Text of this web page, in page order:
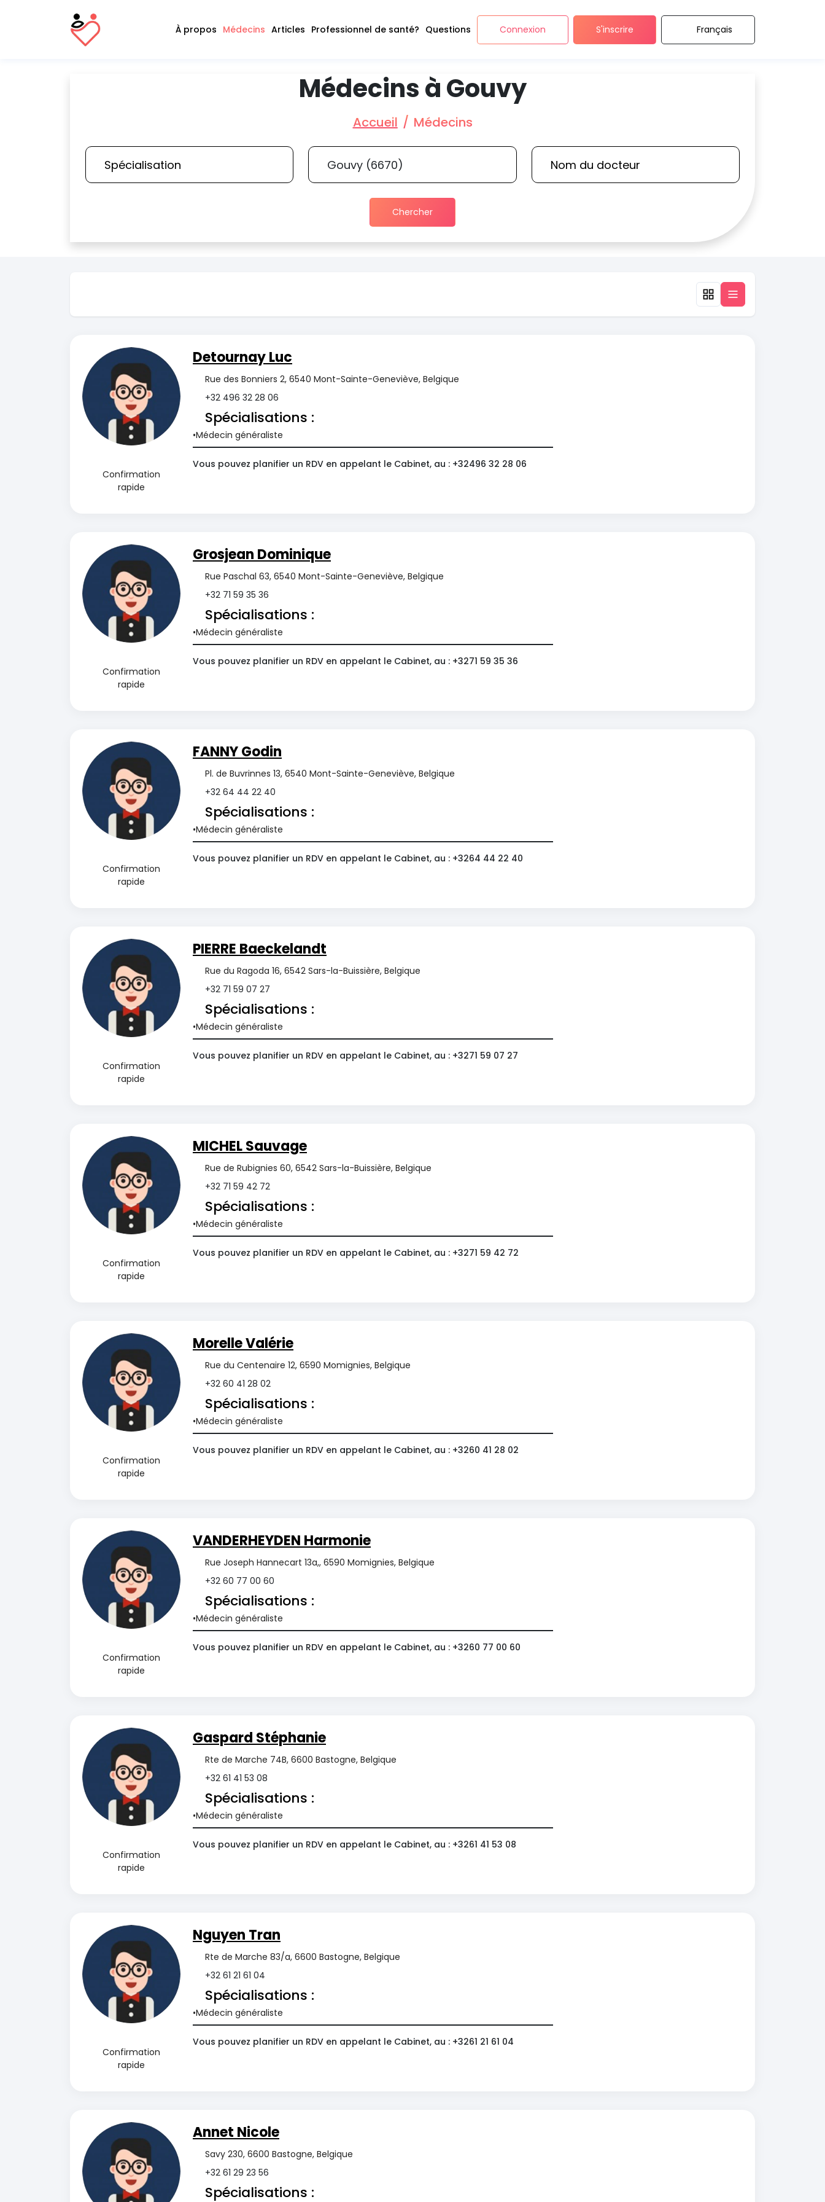
À propos Médecins Articles Professionnel de santé? Questions Connexion S'inscrire Français
Médecins à Gouvy
Accueil Médecins
Chercher
Confirmation
rapide
Detournay Luc
Rue des Bonniers 2, 6540 Mont-Sainte-Geneviève, Belgique
+32 496 32 28 06
Spécialisations :
Médecin généraliste
Vous pouvez planifier un RDV en appelant le Cabinet, au : +32496 32 28 06
Confirmation
rapide
Grosjean Dominique
Rue Paschal 63, 6540 Mont-Sainte-Geneviève, Belgique
+32 71 59 35 36
Spécialisations :
Médecin généraliste
Vous pouvez planifier un RDV en appelant le Cabinet, au : +3271 59 35 36
Confirmation
rapide
FANNY Godin
Pl. de Buvrinnes 13, 6540 Mont-Sainte-Geneviève, Belgique
+32 64 44 22 40
Spécialisations :
Médecin généraliste
Vous pouvez planifier un RDV en appelant le Cabinet, au : +3264 44 22 40
Confirmation
rapide
PIERRE Baeckelandt
Rue du Ragoda 16, 6542 Sars-la-Buissière, Belgique
+32 71 59 07 27
Spécialisations :
Médecin généraliste
Vous pouvez planifier un RDV en appelant le Cabinet, au : +3271 59 07 27
Confirmation
rapide
MICHEL Sauvage
Rue de Rubignies 60, 6542 Sars-la-Buissière, Belgique
+32 71 59 42 72
Spécialisations :
Médecin généraliste
Vous pouvez planifier un RDV en appelant le Cabinet, au : +3271 59 42 72
Confirmation
rapide
Morelle Valérie
Rue du Centenaire 12, 6590 Momignies, Belgique
+32 60 41 28 02
Spécialisations :
Médecin généraliste
Vous pouvez planifier un RDV en appelant le Cabinet, au : +3260 41 28 02
Confirmation
rapide
VANDERHEYDEN Harmonie
Rue Joseph Hannecart 13a,, 6590 Momignies, Belgique
+32 60 77 00 60
Spécialisations :
Médecin généraliste
Vous pouvez planifier un RDV en appelant le Cabinet, au : +3260 77 00 60
Confirmation
rapide
Gaspard Stéphanie
Rte de Marche 74B, 6600 Bastogne, Belgique
+32 61 41 53 08
Spécialisations :
Médecin généraliste
Vous pouvez planifier un RDV en appelant le Cabinet, au : +3261 41 53 08
Confirmation
rapide
Nguyen Tran
Rte de Marche 83/a, 6600 Bastogne, Belgique
+32 61 21 61 04
Spécialisations :
Médecin généraliste
Vous pouvez planifier un RDV en appelant le Cabinet, au : +3261 21 61 04
Annet Nicole
Savy 230, 6600 Bastogne, Belgique
+32 61 29 23 56
Spécialisations :